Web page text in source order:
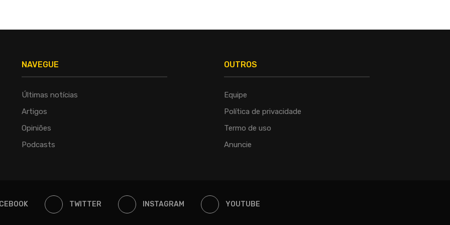
NAVEGUE
Últimas notícias
Artigos
Opiniões
Podcasts
OUTROS
Equipe
Política de privacidade
Termo de uso
Anuncie
TWITTER INSTAGRAM YOUTUBE